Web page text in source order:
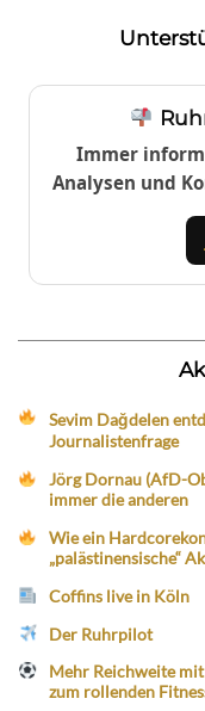
Immer
Analysen und
Sevim Dağdelen
Journalistenfrage
Jörg Dornau (AfD-
immer die anderen
Wie ein
„palästinensische“
Coffins live in Köln
Der Ruhrpilot
Mehr Reichweite
zum rollenden